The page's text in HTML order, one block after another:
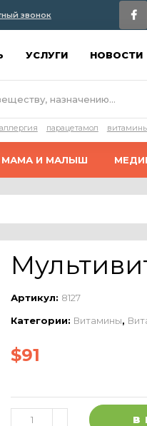
звонок
УСЛУГИ НОВОСТИ
аллергия парацетамол
МАМА И МАЛЫШ
Артикул: 8127
Категории: Витамины,
$91
В